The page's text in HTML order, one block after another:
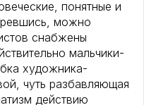
понятные и
можно
снабжены
мальчики-
художника-
чуть разбавляющая
действию